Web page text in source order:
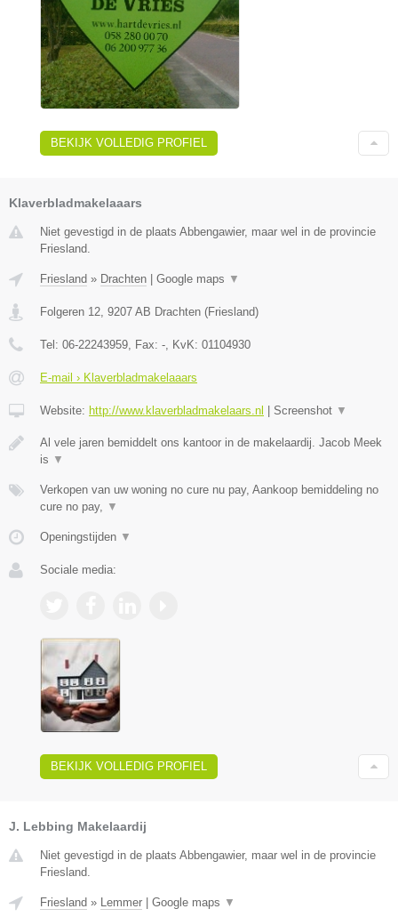
BEKIJK VOLLEDIG PROFIEL
Klaverbladmakelaaars
Niet gevestigd in de plaats Abbengawier, maar wel in de provincie
Friesland.
Friesland » Drachten Google maps ▼
Folgeren 12, 9207 AB Drachten (Friesland)
Tel: 06-22243959, Fax: -, KvK: 01104930
E-mail › Klaverbladmakelaaars
Website: http://www.klaverbladmakelaars.nl Screenshot ▼
Al vele jaren bemiddelt ons kantoor in de makelaardij. Jacob Meek
is ▼
Verkopen van uw woning no cure nu pay, Aankoop bemiddeling no
cure no pay, ▼
Openingstijden ▼
Sociale media:
BEKIJK VOLLEDIG PROFIEL
J. Lebbing Makelaardij
Niet gevestigd in de plaats Abbengawier, maar wel in de provincie
Friesland.
Friesland » Lemmer Google maps ▼